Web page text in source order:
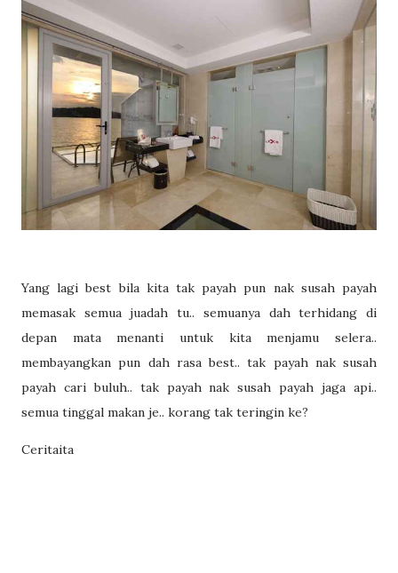
Yang lagi best bila kita tak payah pun nak susah payah
memasak semua juadah tu.. semuanya dah terhidang di
depan mata menanti untuk kita menjamu selera..
membayangkan pun dah rasa best.. tak payah nak susah
payah cari buluh.. tak payah nak susah payah jaga api..
semua tinggal makan je.. korang tak teringin ke?
Ceritaita